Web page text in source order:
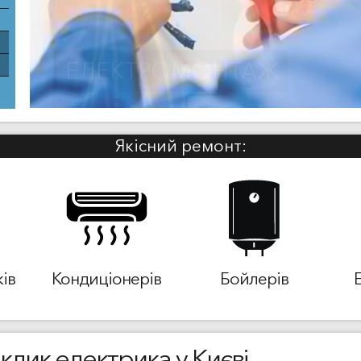
ЕЛЕКТРОМОНТАЖ
Якісний ремонт:
Кондиціонерів Бойлерів